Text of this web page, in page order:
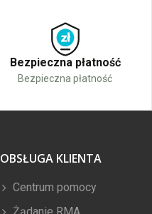
Bezpieczna płatność
Bezpieczna płatność
OBSŁUGA KLIENTA
Centrum pomocy